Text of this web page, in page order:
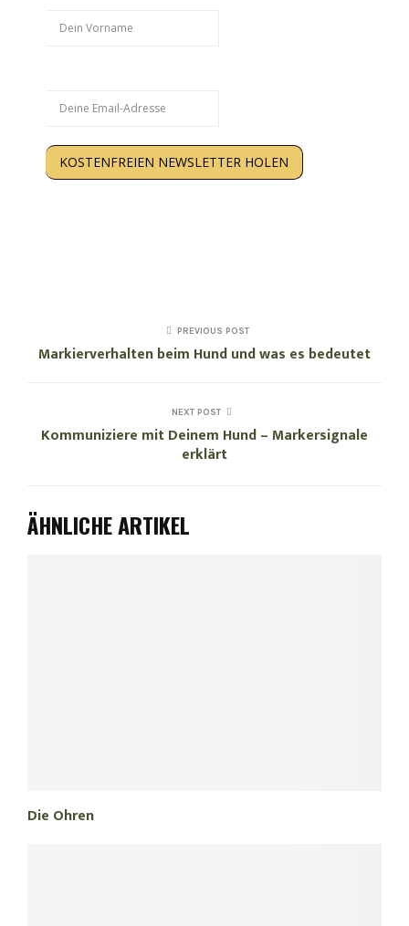
KOSTENFREIEN NEWSLETTER HOLEN
PREVIOUS POST
Markierverhalten beim Hund und was es bedeutet
NEXT POST
Kommuniziere mit Deinem Hund – Markersignale
erklärt
ÄHNLICHE ARTIKEL
Die Ohren